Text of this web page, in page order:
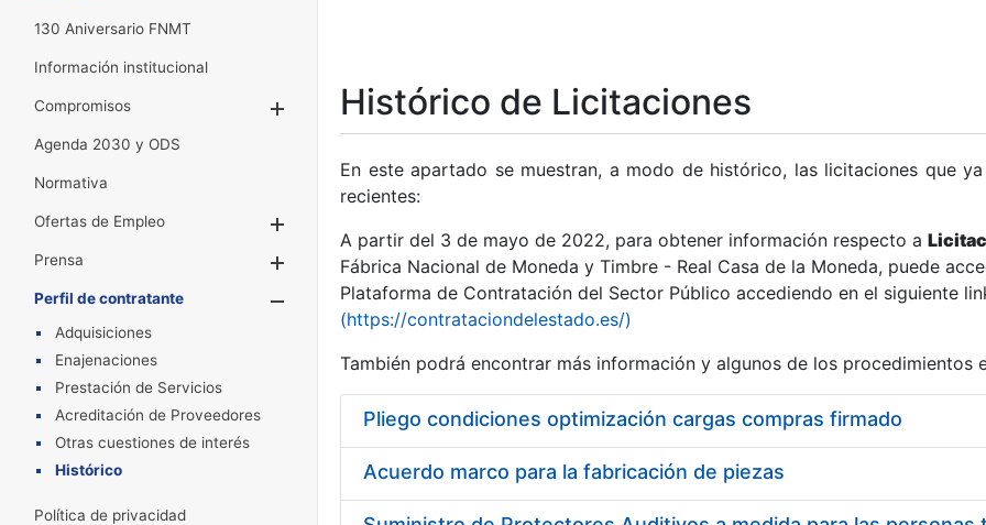
130 Aniversario FNMT
Información institucional
Compromisos
Mostrar/Ocultar
Agenda 2030 y ODS
Normativa
Ofertas de Empleo
Prensa
Mostrar/Ocultar
Perfil de contratante
Mostrar/Ocultar
Adquisiciones
Enajenaciones
Prestación de Servicios
Acreditación de Proveedores
Otras cuestiones de interés
Histórico
Política de privacidad
Histórico de Licitaciones
En este apartado se muestran, a modo de histórico, las licitaciones que
recientes:
A partir del 3 de mayo de 2022, para obtener información respecto a
Fábrica Nacional de Moneda y Timbre - Real Casa de la Moneda, puede
Plataforma de Contratación del Sector Público accediendo en el siguiente
(https://contrataciondelestado.es/)
También podrá encontrar más información y algunos de los procedimientos
Pliego condiciones optimización cargas compras firmado
Acuerdo marco para la fabricación de piezas